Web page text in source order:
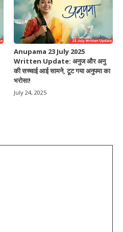
Anupama 23 July 2025
Written Update: अनुज और अनु
की सच्चाई आई सामने, टूट गया अनुपमा का
भरोसा!
July 24, 2025